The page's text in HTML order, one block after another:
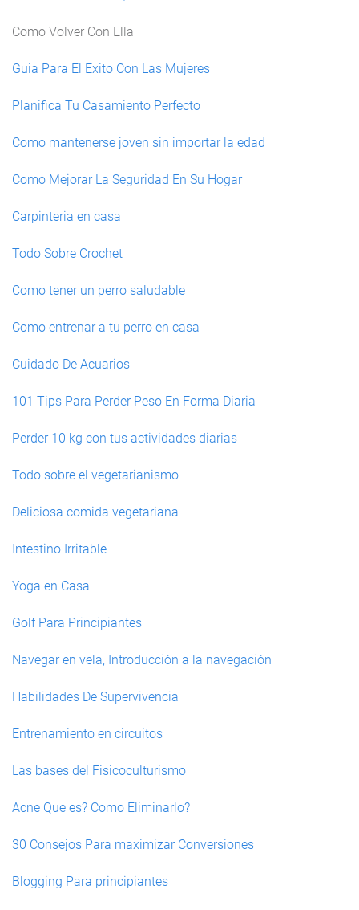
Como Volver Con Ella
Guia Para El Exito Con Las Mujeres
Planifica Tu Casamiento Perfecto
Como mantenerse joven sin importar la edad
Como Mejorar La Seguridad En Su Hogar
Carpinteria en casa
Todo Sobre Crochet
Como tener un perro saludable
Como entrenar a tu perro en casa
Cuidado De Acuarios
101 Tips Para Perder Peso En Forma Diaria
Perder 10 kg con tus actividades diarias
Todo sobre el vegetarianismo
Deliciosa comida vegetariana
Intestino Irritable
Yoga en Casa
Golf Para Principiantes
Navegar en vela, Introducción a la navegación
Habilidades De Supervivencia
Entrenamiento en circuitos
Las bases del Fisicoculturismo
Acne Que es? Como Eliminarlo?
30 Consejos Para maximizar Conversiones
Blogging Para principiantes